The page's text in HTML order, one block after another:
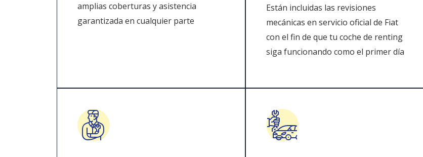
amplias coberturas y asistencia
garantizada en cualquier parte
Están incluidas las revisiones
mecánicas en servicio oficial de Fiat
con el fin de que tu coche de renting
siga funcionando como el primer día